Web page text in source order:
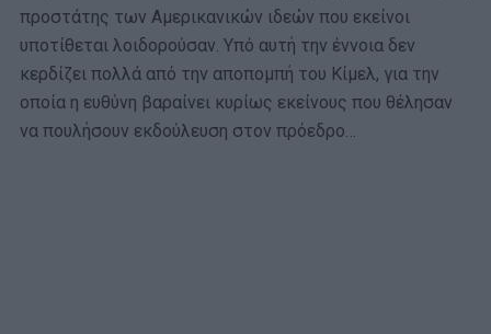
προστάτης των Αμερικανικών ιδεών που εκείνοι
υποτίθεται λοιδορούσαν. Υπό αυτή την έννοια δεν
κερδίζει πολλά από την αποπομπή του Κίμελ, για την
οποία η ευθύνη βαραίνει κυρίως εκείνους που θέλησαν
να πουλήσουν εκδούλευση στον πρόεδρο…